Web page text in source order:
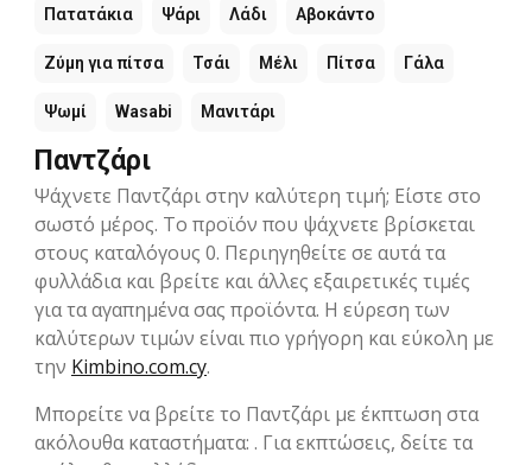
Πατατάκια Ψάρι Λάδι Αβοκάντο
Ζύμη για πίτσα Τσάι Μέλι Πίτσα Γάλα
Ψωμί Wasabi Μανιτάρι
Παντζάρι
Ψάχνετε Παντζάρι στην καλύτερη τιμή; Είστε στο
σωστό μέρος. Το προϊόν που ψάχνετε βρίσκεται
στους καταλόγους 0. Περιηγηθείτε σε αυτά τα
φυλλάδια και βρείτε και άλλες εξαιρετικές τιμές
για τα αγαπημένα σας προϊόντα. Η εύρεση των
καλύτερων τιμών είναι πιο γρήγορη και εύκολη με
την Kimbino.com.cy.
Μπορείτε να βρείτε το Παντζάρι με έκπτωση στα
ακόλουθα καταστήματα: . Για εκπτώσεις, δείτε τα